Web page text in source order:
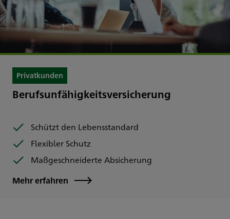
Privatkunden
Berufsunfähigkeitsversicherung
Schützt den Lebensstandard
Flexibler Schutz
Maßgeschneiderte Absicherung
Mehr erfahren